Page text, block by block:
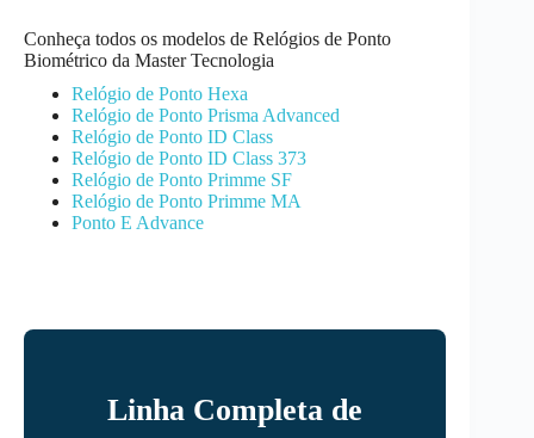
Conheça todos os modelos de Relógios de Ponto
Biométrico da Master Tecnologia
Relógio de Ponto Hexa
Relógio de Ponto Prisma Advanced
Relógio de Ponto ID Class
Relógio de Ponto ID Class 373
Relógio de Ponto Primme SF
Relógio de Ponto Primme MA
Ponto E Advance
Linha Completa de